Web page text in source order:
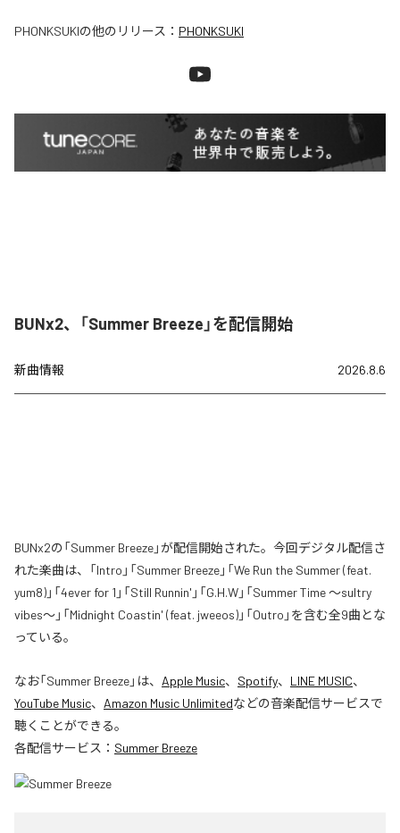
PHONKSUKIの他のリリース： PHONKSUKI
BUNx2、「Summer Breeze」を配信開始
新曲情報 2026.8.6
BUNx2の「Summer Breeze」が配信開始された。今回デジタル配信さ
れた楽曲は、「Intro」「Summer Breeze」「We Run the Summer (feat.
yum8)」「4ever for 1」「Still Runnin'」「G.H.W」「Summer Time 〜sultry
vibes〜」「Midnight Coastin' (feat. jweeos)」「Outro」を含む全9曲とな
っている。
なお「Summer Breeze」は、 Apple Music、 Spotify、 LINE MUSIC、
YouTube Music、 Amazon Music Unlimitedなどの音楽配信サービスで
聴くことができる。
各配信サービス： Summer Breeze